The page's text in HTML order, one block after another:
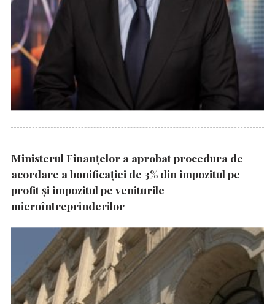
Ministerul Finanțelor a aprobat procedura de
acordare a bonificației de 3% din impozitul pe
profit și impozitul pe veniturile
microîntreprinderilor